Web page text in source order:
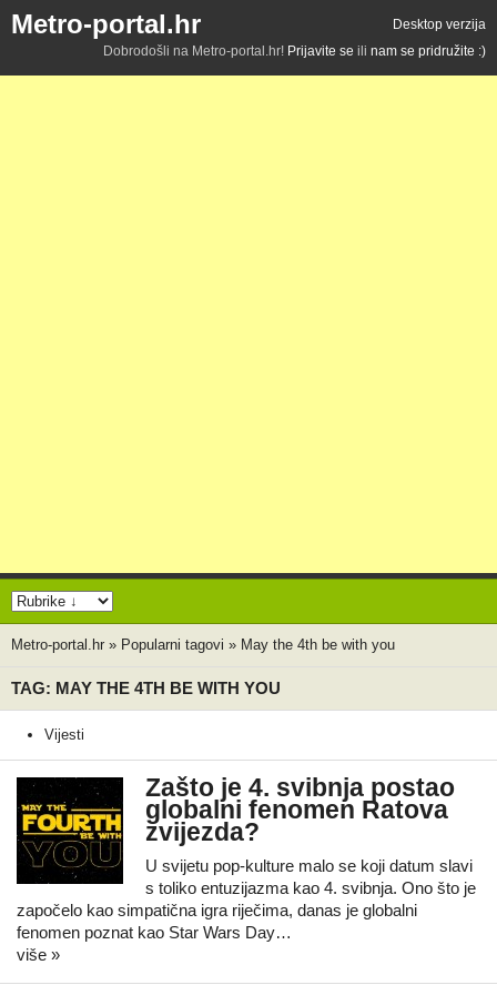
Metro-portal.hr
Desktop verzija
Dobrodošli na Metro-portal.hr! Prijavite se ili nam se pridružite :)
Metro-portal.hr » Popularni tagovi » May the 4th be with you
TAG: MAY THE 4TH BE WITH YOU
Vijesti
Zašto je 4. svibnja postao
globalni fenomen Ratova
zvijezda?
U svijetu pop-kulture malo se koji datum slavi
s toliko entuzijazma kao 4. svibnja. Ono što je
započelo kao simpatična igra riječima, danas je globalni
fenomen poznat kao Star Wars Day…
više »